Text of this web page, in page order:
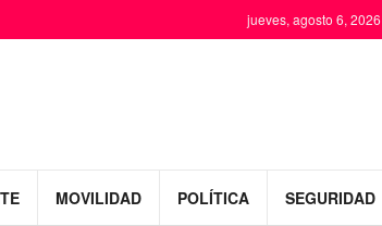
jueves, agosto 6, 2026
MOVILIDAD POLÍTICA SEGURIDAD